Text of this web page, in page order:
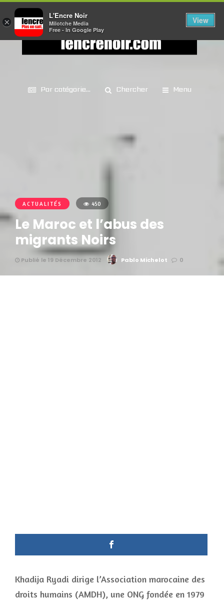
Par catégorie... Chercher Menu
ACTUALITÉS 450
Le Maroc et l’abus des
migrants Noirs
Publié le 19 Décembre 2012 Pablo Michelot 0
Khadija Ryadi dirige l’Association marocaine des
droits humains (AMDH), une ONG fondée en 1979
×
L'Encre Noir
Milotche Media
Free - In Google Play
View